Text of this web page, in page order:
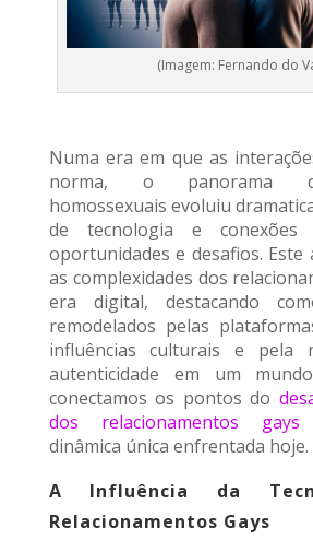
(Imagem: Fernando do
Numa era em que as
norma, o panorama
homossexuais evoluiu
de tecnologia e conexões
oportunidades e desafios.
as complexidades dos
era digital, destacando
remodelados pelas
influências culturais e pela
autenticidade em um
conectamos os pontos do
dos relacionamentos gays
dinâmica única enfrentada hoje.
A Influência da
Relacionamentos Gays